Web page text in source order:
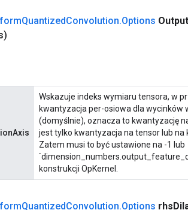
QuantizedConvolution.Options Output
Wskazuje indeks wymiaru tensora, w
kwantyzacja per-osiowa dla wycinków
(domyślnie), oznacza to kwantyzację
jest tylko kwantyzacja na tensor lub na
Zatem musi to być ustawione na -1 lub
konstrukcji OpKernel.
QuantizedConvolution.Options rhs